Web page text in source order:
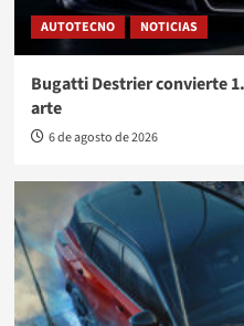
AUTOTECNO NOTICIAS
Bugatti Destrier convierte
arte
6 de agosto de 2026